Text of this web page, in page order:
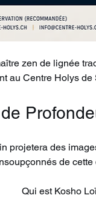
zen de lignée
au Centre Holys
projetera des
de
Qui est Kosho